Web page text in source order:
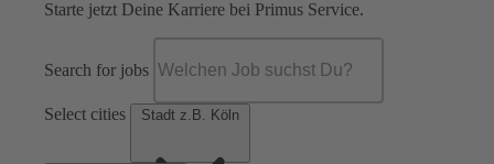
Starte jetzt Deine Karriere bei Primus Service.
Search for jobs
Select cities Stadt z.B. Köln